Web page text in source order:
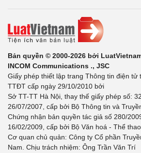
Bản quyền © 2000-2026 bởi
INCOM Communications ., JSC
Giấy phép thiết lập trang Thông tin điện tử
TTĐT cấp ngày 29/10/2010 bởi
Sở TT-TT Hà Nội, thay thế giấy phép số:
26/07/2007, cấp bởi Bộ Thông tin và
Chứng nhận bản quyền tác giả số 280/
16/02/2009, cấp bởi Bộ Văn hoá - Thể
Cơ quan chủ quản: Công ty Cổ phần
Nam. Chịu trách nhiệm: Ông Trần Văn Trí